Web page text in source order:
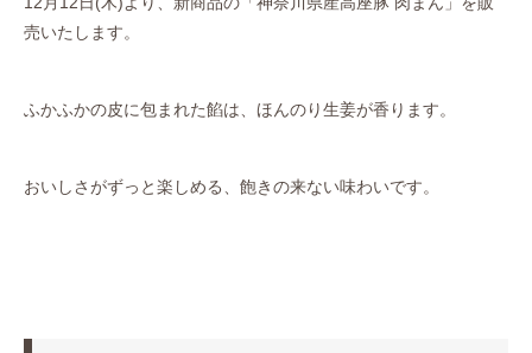
売いたします。
ふかふかの皮に包まれた餡は、ほんのり生姜が香ります。
おいしさがずっと楽しめる、飽きの来ない味わいです。